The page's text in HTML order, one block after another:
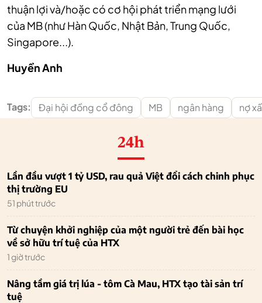
thuận lợi và/hoặc có cơ hội phát triển mạng lưới
của MB (như Hàn Quốc, Nhật Bản, Trung Quốc,
Singapore...).
Huyền Anh
Tags: Đại hội đồng cổ đông MB ngân hàng nợ
24h
Lần đầu vượt 1 tỷ USD, rau quả Việt đổi cách chinh phục
thị trường EU
51 phút trước
Từ chuyện khởi nghiệp của một người trẻ đến bài học
về sở hữu trí tuệ của HTX
1 giờ trước
Nâng tầm giá trị lúa - tôm Cà Mau, HTX tạo tài sản trí
tuệ